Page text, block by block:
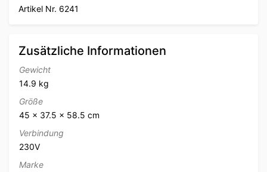
Artikel Nr. 6241
Zusätzliche Informationen
Gewicht
14.9 kg
Größe
45 × 37.5 × 58.5 cm
Verbindung
230V
Marke